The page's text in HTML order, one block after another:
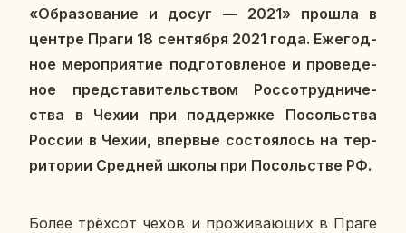
«Об­ра­зо­ва­ние и досуг — 2021» прошла в
центре Праги 18 сен­тяб­ря 2021 года. Еже­год­
ное ме­ро­при­я­тие под­го­тов­ле­ное и про­ве­де­
ное пред­ста­ви­тель­ством Рос­со­труд­ни­че­
ства в Чехии при под­держ­ке По­соль­ства
России в Чехии, впер­вые со­сто­я­лось на тер­
ри­то­рии Сред­ней школы при По­соль­стве РФ.
Более трёх­сот чехов и про­жи­ва­ю­щих в Праге